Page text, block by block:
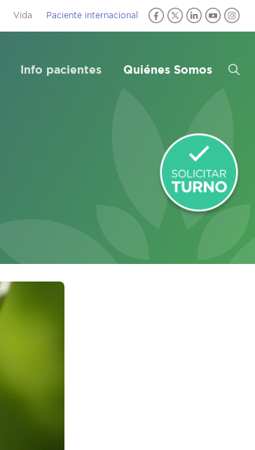
Vida Paciente internacional
Info pacientes Quiénes Somos